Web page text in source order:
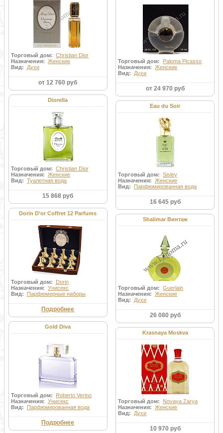
Торговый дом: Christian Dior
Назначения: Женские
Вид: Духи
от 12 760 руб
Торговый дом:
Paloma Picasso
Назначения:Женские
Вид: Духи
от 24 970 руб
Diorella
Торговый дом: Christian Dior
Назначения: Женские
Вид: Туалетная вода
15 868 руб
Eau du Soir
Торговый дом:Sisley
Назначения:Женские
Вид:
Парфюмированная вода
16 645 руб
Dorin D’or Coffret 12 Parfums
Торговый дом:
Dorin
Назначения: Унисекс
Вид:
Парфюмерные наборы
Подробнее
Shalimar Винтаж
Торговый дом:Guerlain
Назначения:Женские
Вид: Духи
26 080 руб
Gold Diva
Торговый дом:
Roberto Verino
Назначения: Унисекс
Вид:
Парфюмированная вода
Подробнее
Krasnaya Moskva
Торговый дом: Novaya Zarya
Назначения:Женские
Вид: Духи
10 970 руб